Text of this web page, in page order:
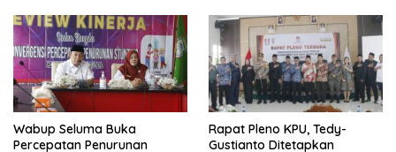
Wabup Seluma Buka
Percepatan Penurunan
Rapat Pleno KPU, Tedy-
Gustianto Ditetapkan